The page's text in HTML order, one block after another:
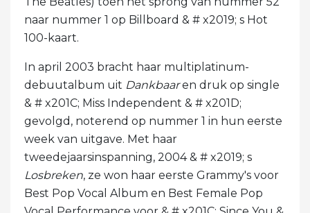
naar nummer 1 op Billboard & # x2019; s Hot
100-kaart.
In april 2003 bracht haar multiplatinum-
debuutalbum uit Dankbaaren druk op single
& # x201C; Miss Independent & # x201D;
gevolgd, noterend op nummer 1 in hun eerste
week van uitgave. Met haar
tweedejaarsinspanning, 2004 & # x2019; s
Losbreken, ze won haar eerste Grammy's voor
Best Pop Vocal Album en Best Female Pop